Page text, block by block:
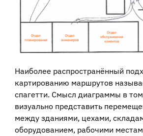
Наиболее распространённый
картированию маршрутов
спагетти. Смысл диаграммы в
визуально представить
между зданиями, цехами,
оборудованием, рабочими